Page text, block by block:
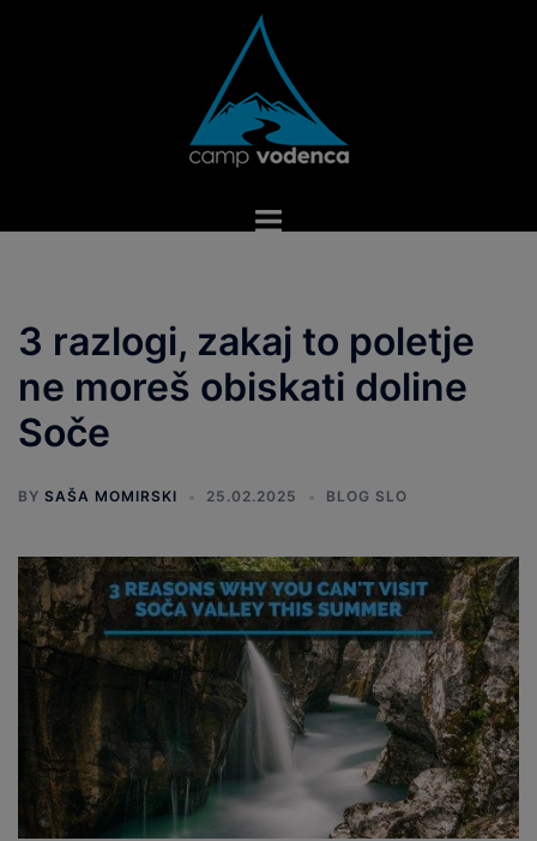
Toggle
3 razlogi, zakaj to poletje
ne moreš obiskati doline
Soče
BY SAŠA MOMIRSKI 25.02.2025 BLOG SLO